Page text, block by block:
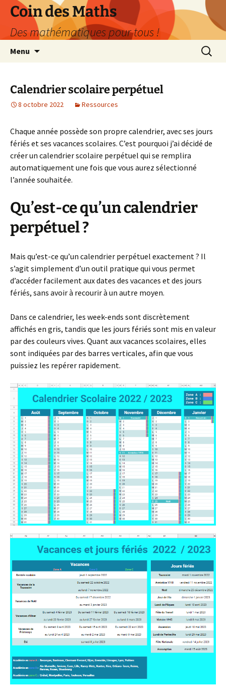
Aller
contenu
Coin des Maths
Des mathématiques pour tous !
Menu
Calendrier scolaire perpétuel
8 octobre 2022 Ressources
Chaque année possède son propre calendrier, avec ses jours
fériés et ses vacances scolaires. C’est pourquoi j’ai décidé de
créer un calendrier scolaire perpétuel qui se remplira
automatiquement une fois que vous aurez sélectionné
l’année souhaitée.
Qu’est-ce qu’un calendrier
perpétuel ?
Mais qu’est-ce qu’un calendrier perpétuel exactement ? Il
s’agit simplement d’un outil pratique qui vous permet
d’accéder facilement aux dates des vacances et des jours
fériés, sans avoir à recourir à un autre moyen.
Dans ce calendrier, les week-ends sont discrètement
affichés en gris, tandis que les jours fériés sont mis en valeur
par des couleurs vives. Quant aux vacances scolaires, elles
sont indiquées par des barres verticales, afin que vous
puissiez les repérer rapidement.